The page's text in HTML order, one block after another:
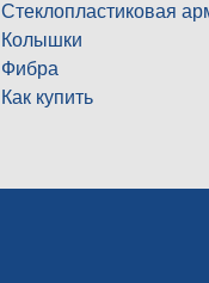
Стеклопластиковая
Колышки
Фибра
Как купить